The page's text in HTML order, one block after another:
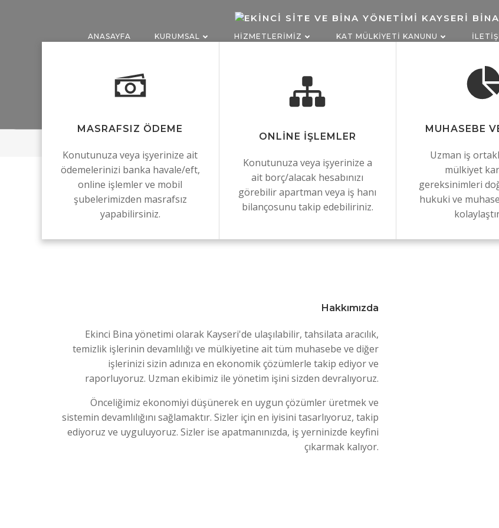
ANASAYFA KURUMSAL HIZMETLERIMIZ KAT MÜLKIYETI KANUNU
Posts in site
MASRAFSIZ ÖDEME
Konutunuza veya işyerinize ait
ödemelerinizi banka havale/eft,
online işlemler ve mobil
şubelerimizden masrafsız
yapabilirsiniz.
ONLINE IŞLEMLER
Konutunuza veya işyerinize a
ait borç/alacak hesabınızı
görebilir apartman veya iş hanı
bilançosunu takip edebiliriniz.
MUHASEBE
Uzman iş
mülkiyet
gereksinimleri
hukuki ve
Hakkımızda
Ekinci Bina yönetimi olarak Kayseri'de ulaşılabilir, tahsilata aracılık,
temizlik işlerinin devamlılığı ve mülkiyetine ait tüm muhasebe ve diğer
işlerinizi sizin adınıza en ekonomik çözümlerle takip ediyor ve
raporluyoruz. Uzman ekibimiz ile yönetim işini sizden devralıyoruz.
Önceliğimiz ekonomiyi düşünerek en uygun çözümler üretmek ve
sistemin devamlılığını sağlamaktır. Sizler için en iyisini tasarlıyoruz, takip
ediyoruz ve uyguluyoruz. Sizler ise apatmanınızda, iş yerninizde keyfini
çıkarmak kalıyor.